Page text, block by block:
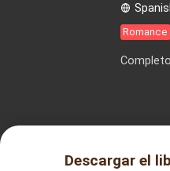
Romance
Completo
Descargar el